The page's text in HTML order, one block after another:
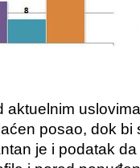
posao, dok bi
je i podatak